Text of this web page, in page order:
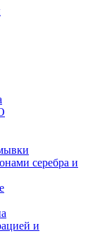
серебра и
и